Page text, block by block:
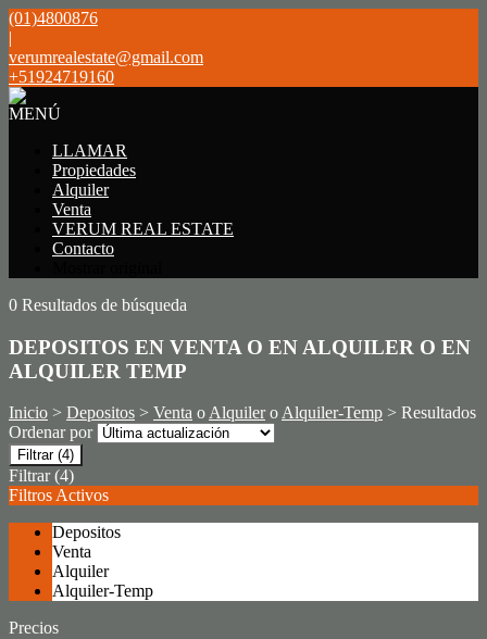
(01)4800876
|
verumrealestate@gmail.com
+51924719160
MENÚ
LLAMAR
Propiedades
Alquiler
Venta
VERUM REAL ESTATE
Contacto
0 Resultados de búsqueda
DEPOSITOS EN VENTA O EN ALQUILER O EN
ALQUILER TEMP
Inicio > Depositos > Venta oAlquileroAlquiler-Temp > Resultados
Ordenar por
Filtrar (4)
Filtrar (4)
Filtros Activos
Depositos
Venta
Alquiler
Alquiler-Temp
Precios